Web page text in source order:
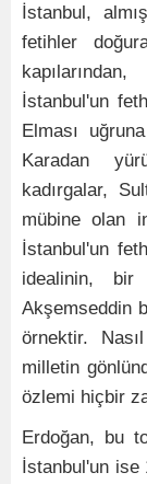
İstanbul,
fetihler
İstanbul'un
Elması
Karadan
kadırgalar,
mübine olan
İstanbul'un
idealinin, bir
Akşemseddin
örnektir.
milletin
özlemi hiçbir
Erdoğan, bu
İstanbul'un ise